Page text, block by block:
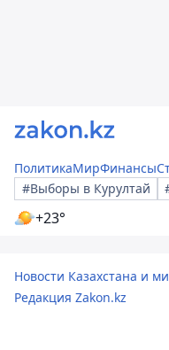
ПолитикаМирФинансы
#Выборы в Курултай
+23°
Новости Казахстана и
Редакция Zakon.kz